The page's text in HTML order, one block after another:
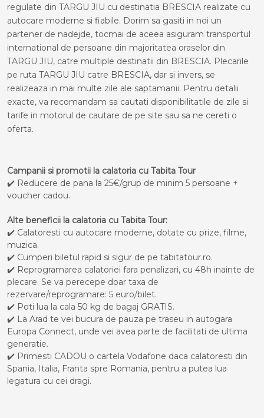
regulate din TARGU JIU cu destinatia BRESCIA realizate cu
autocare moderne si fiabile. Dorim sa gasiti in noi un
partener de nadejde, tocmai de aceea asiguram transportul
international de persoane din majoritatea oraselor din
TARGU JIU, catre multiple destinatii din BRESCIA. Plecarile
pe ruta TARGU JIU catre BRESCIA, dar si invers, se
realizeaza in mai multe zile ale saptamanii. Pentru detalii
exacte, va recomandam sa cautati disponibilitatile de zile si
tarife in motorul de cautare de pe site sau sa ne cereti o
oferta.
Campanii si promotii la calatoria cu Tabita Tour
✔️ Reducere de pana la 25€/grup de minim 5 persoane +
voucher cadou.
Alte beneficii la calatoria cu Tabita Tour:
✔️ Calatoresti cu autocare moderne, dotate cu prize, filme,
muzica.
✔️ Cumperi biletul rapid si sigur de pe tabitatour.ro.
✔️ Reprogramarea calatoriei fara penalizari, cu 48h inainte de
plecare. Se va perecepe doar taxa de
rezervare/reprogramare: 5 euro/bilet.
✔️ Poti lua la cala 50 kg de bagaj GRATIS.
✔️ La Arad te vei bucura de pauza pe traseu in autogara
Europa Connect, unde vei avea parte de facilitati de ultima
generatie.
✔️ Primesti CADOU o cartela Vodafone daca calatoresti din
Spania, Italia, Franta spre Romania, pentru a putea lua
legatura cu cei dragi.